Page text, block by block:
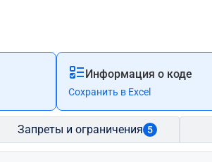
Информация о коде
Сохранить в Excel
Запреты и ограничения 5